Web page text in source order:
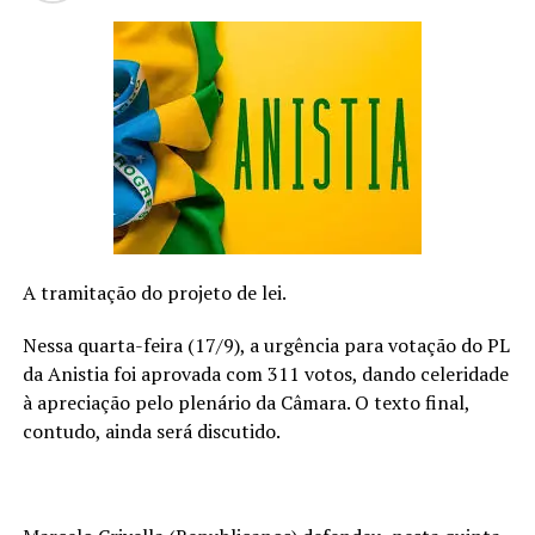
especialmente no TikTok e Instagram.
é como apertar o botão de 1,5x numa mensagem de
WhatsApp, mas usando uma canção
voz mais aguda e compassos mais rápidos, reduzindo sua
CONFIRA A LETRA DE “TURISTA NO PRAZER”
Escrita porCauê Siqueira (Vinces)/ Pedro Jacinto
(Fraclove)/ Roberto Antônio (Jovem Beto)
quem tem amor faz promessas que durarão até o outro
aparecer
A tramitação do projeto de lei.
Nessa quarta-feira (17/9), a urgência para votação do PL
da Anistia foi aprovada com 311 votos, dando celeridade
à apreciação pelo plenário da Câmara. O texto final,
contudo, ainda será discutido.